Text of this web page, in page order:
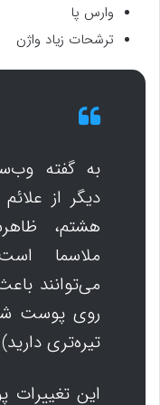
وارس پا
ترشحات زیاد واژن
به گفته
دیگر از
هشتم،
ملاسما
می‌توانند
روی پوست
تیره‌تری
این تغییرات